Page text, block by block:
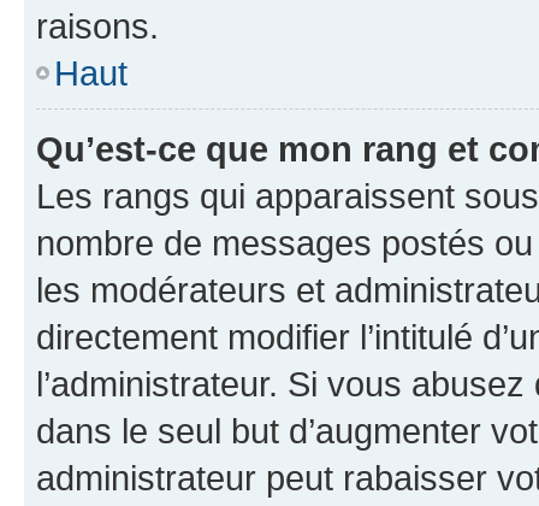
raisons.
Haut
Qu’est-ce que mon rang et
Les rangs qui apparaissent
nombre de messages postés
les modérateurs et
directement modifier l’intitulé
l’administrateur. Si vous
dans le seul but d’augmenter
administrateur peut rabaisser